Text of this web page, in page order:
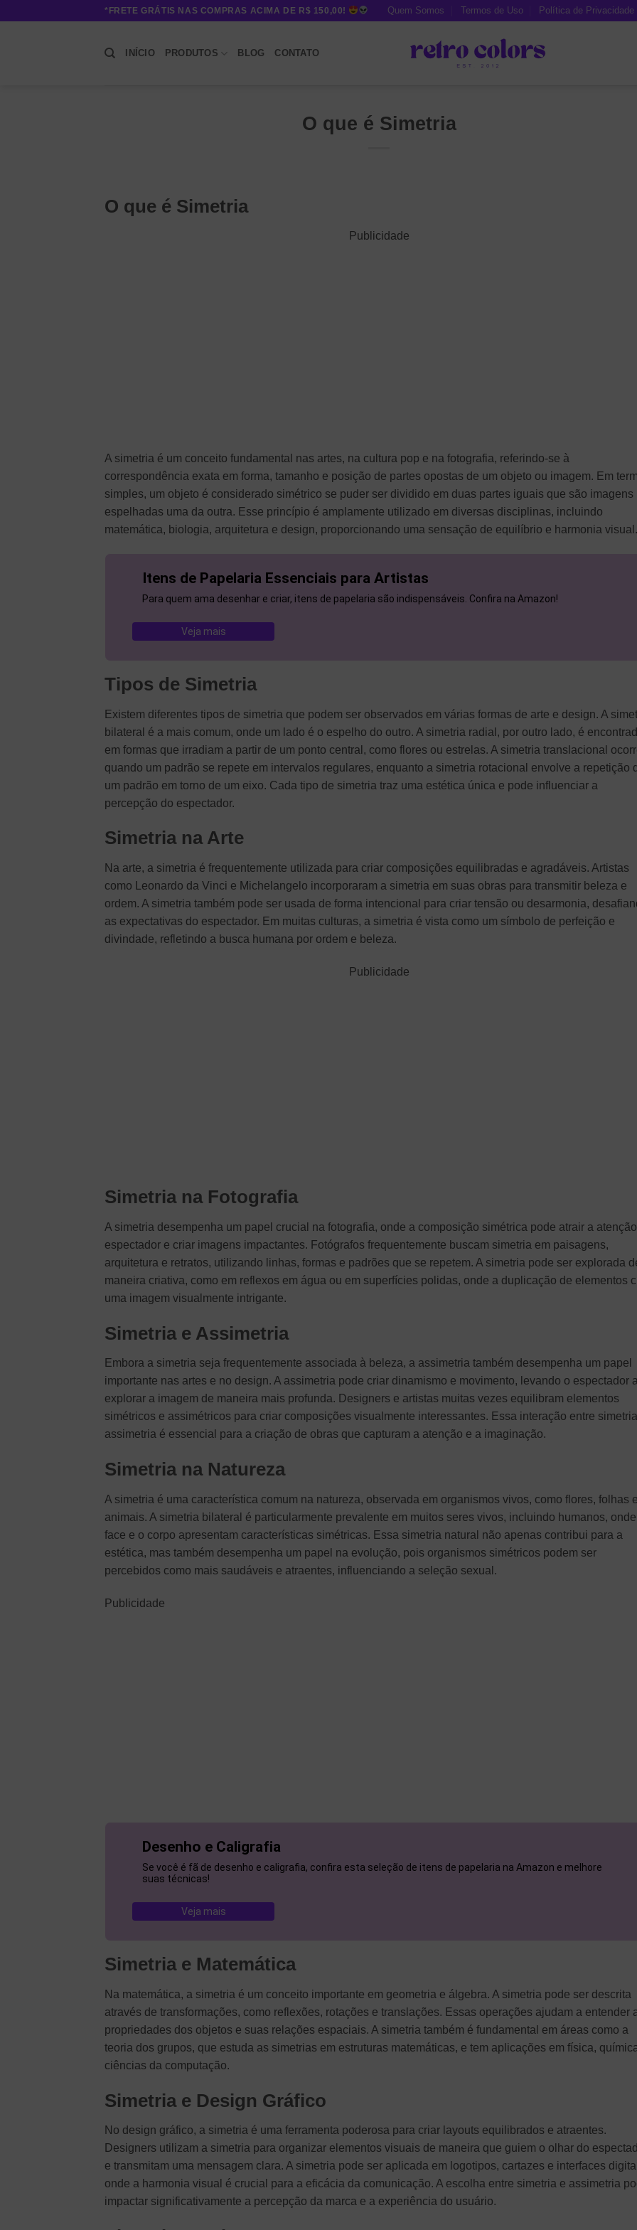
*FRETE GRÁTIS NAS COMPRAS ACIMA DE R$ 150,00! Quem Somos Termos de Uso Política de Privacidade
INÍCIO PRODUTOS BLOG CONTATO
O que é Simetria
O que é Simetria
Publicidade
A simetria é um conceito fundamental nas artes, na cultura pop e na fotografia, referindo-se à
correspondência exata em forma, tamanho e posição de partes opostas de um objeto ou imagem. Em
simples, um objeto é considerado simétrico se puder ser dividido em duas partes iguais que são imagens
espelhadas uma da outra. Esse princípio é amplamente utilizado em diversas disciplinas, incluindo
matemática, biologia, arquitetura e design, proporcionando uma sensação de equilíbrio e harmonia visual.
Itens de Papelaria Essenciais para Artistas
Para quem ama desenhar e criar, itens de papelaria são indispensáveis. Confira na Amazon!
Veja mais
Tipos de Simetria
Existem diferentes tipos de simetria que podem ser observados em várias formas de arte e design. A
bilateral é a mais comum, onde um lado é o espelho do outro. A simetria radial, por outro lado, é
em formas que irradiam a partir de um ponto central, como flores ou estrelas. A simetria translacional
quando um padrão se repete em intervalos regulares, enquanto a simetria rotacional envolve a repetição
um padrão em torno de um eixo. Cada tipo de simetria traz uma estética única e pode influenciar a
percepção do espectador.
Simetria na Arte
Na arte, a simetria é frequentemente utilizada para criar composições equilibradas e agradáveis. Artistas
como Leonardo da Vinci e Michelangelo incorporaram a simetria em suas obras para transmitir beleza e
ordem. A simetria também pode ser usada de forma intencional para criar tensão ou desarmonia,
as expectativas do espectador. Em muitas culturas, a simetria é vista como um símbolo de perfeição e
divindade, refletindo a busca humana por ordem e beleza.
Publicidade
Simetria na Fotografia
A simetria desempenha um papel crucial na fotografia, onde a composição simétrica pode atrair a
espectador e criar imagens impactantes. Fotógrafos frequentemente buscam simetria em paisagens,
arquitetura e retratos, utilizando linhas, formas e padrões que se repetem. A simetria pode ser explorada
maneira criativa, como em reflexos em água ou em superfícies polidas, onde a duplicação de elementos
uma imagem visualmente intrigante.
Simetria e Assimetria
Embora a simetria seja frequentemente associada à beleza, a assimetria também desempenha um papel
importante nas artes e no design. A assimetria pode criar dinamismo e movimento, levando o espectador
explorar a imagem de maneira mais profunda. Designers e artistas muitas vezes equilibram elementos
simétricos e assimétricos para criar composições visualmente interessantes. Essa interação entre
assimetria é essencial para a criação de obras que capturam a atenção e a imaginação.
Simetria na Natureza
A simetria é uma característica comum na natureza, observada em organismos vivos, como flores, folhas e
animais. A simetria bilateral é particularmente prevalente em muitos seres vivos, incluindo humanos,
face e o corpo apresentam características simétricas. Essa simetria natural não apenas contribui para a
estética, mas também desempenha um papel na evolução, pois organismos simétricos podem ser
percebidos como mais saudáveis e atraentes, influenciando a seleção sexual.
Publicidade
Desenho e Caligrafia
Se você é fã de desenho e caligrafia, confira esta seleção de itens de papelaria na Amazon e melhore
suas técnicas!
Veja mais
Simetria e Matemática
Na matemática, a simetria é um conceito importante em geometria e álgebra. A simetria pode ser descrita
através de transformações, como reflexões, rotações e translações. Essas operações ajudam a entender
propriedades dos objetos e suas relações espaciais. A simetria também é fundamental em áreas como a
teoria dos grupos, que estuda as simetrias em estruturas matemáticas, e tem aplicações em física,
ciências da computação.
Simetria e Design Gráfico
No design gráfico, a simetria é uma ferramenta poderosa para criar layouts equilibrados e atraentes.
Designers utilizam a simetria para organizar elementos visuais de maneira que guiem o olhar do
e transmitam uma mensagem clara. A simetria pode ser aplicada em logotipos, cartazes e interfaces
onde a harmonia visual é crucial para a eficácia da comunicação. A escolha entre simetria e assimetria
impactar significativamente a percepção da marca e a experiência do usuário.